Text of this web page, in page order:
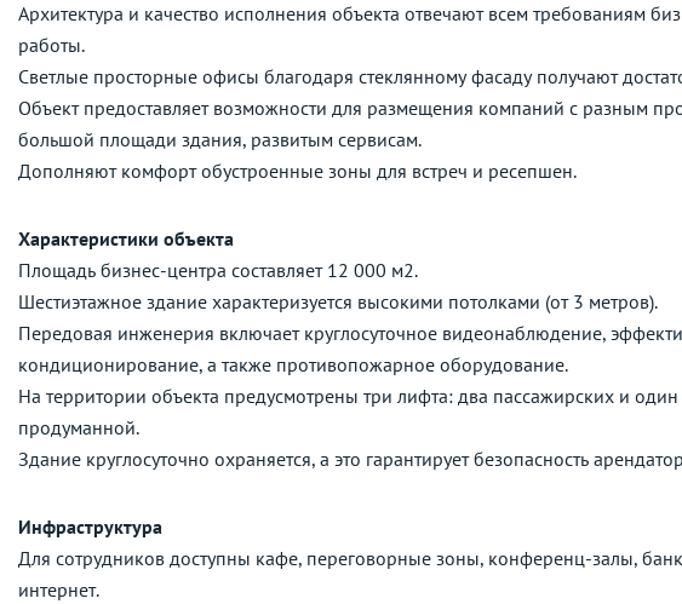
Архитектура и качество исполнения объекта отвечают всем требованиям
работы.
Светлые просторные офисы благодаря стеклянному фасаду получают
Объект предоставляет возможности для размещения компаний с разным
большой площади здания, развитым сервисам.
Дополняют комфорт обустроенные зоны для встреч и ресепшен.
Характеристики объекта
Площадь бизнес-центра составляет 12 000 м2.
Шестиэтажное здание характеризуется высокими потолками (от 3 метров).
Передовая инженерия включает круглосуточное видеонаблюдение,
кондиционирование, а также противопожарное оборудование.
На территории объекта предусмотрены три лифта: два пассажирских и один
продуманной.
Здание круглосуточно охраняется, а это гарантирует безопасность
Инфраструктура
Для сотрудников доступны кафе, переговорные зоны, конференц-залы,
интернет.